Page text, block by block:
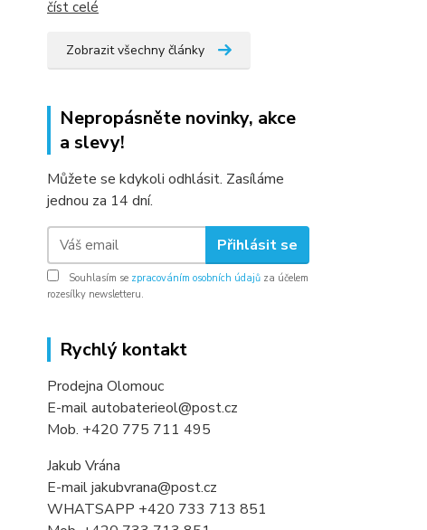
číst celé
Zobrazit všechny články
Nepropásněte novinky, akce
a slevy!
Můžete se kdykoli odhlásit. Zasíláme
jednou za 14 dní.
Přihlásit se
Souhlasím se zpracováním osobních údajů za účelem
rozesílky newsletteru.
Rychlý kontakt
Prodejna Olomouc
E-mail autobaterieol@post.cz
Mob. +420 775 711 495
Jakub Vrána
E-mail jakubvrana@post.cz
WHATSAPP +420 733 713 851